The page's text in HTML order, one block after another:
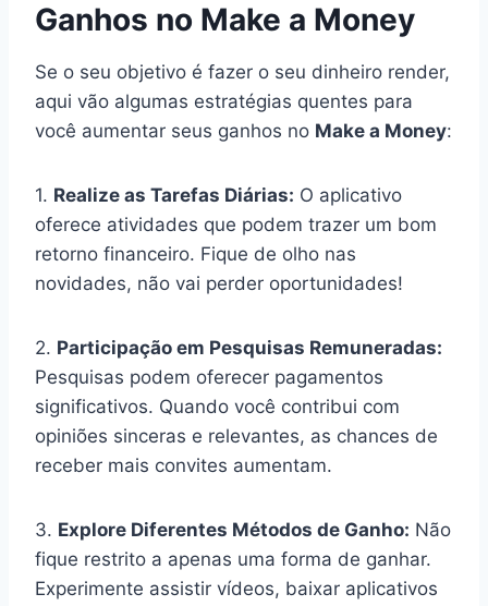
Ganhos no Make a Money
Se o seu objetivo é fazer o seu dinheiro render,
aqui vão algumas estratégias quentes para
você aumentar seus ganhos no Make a Money:
1. Realize as Tarefas Diárias: O aplicativo
oferece atividades que podem trazer um bom
retorno financeiro. Fique de olho nas
novidades, não vai perder oportunidades!
2. Participação em Pesquisas Remuneradas:
Pesquisas podem oferecer pagamentos
significativos. Quando você contribui com
opiniões sinceras e relevantes, as chances de
receber mais convites aumentam.
3. Explore Diferentes Métodos de Ganho: Não
fique restrito a apenas uma forma de ganhar.
Experimente assistir vídeos, baixar aplicativos